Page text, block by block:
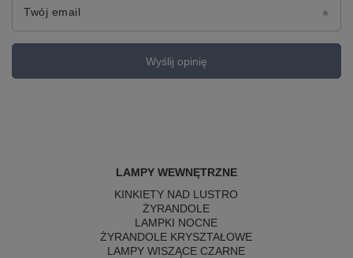
Twój email
Wyślij opinię
LAMPY WEWNĘTRZNE
KINKIETY NAD LUSTRO
ŻYRANDOLE
LAMPKI NOCNE
ŻYRANDOLE KRYSZTAŁOWE
LAMPY WISZĄCE CZARNE